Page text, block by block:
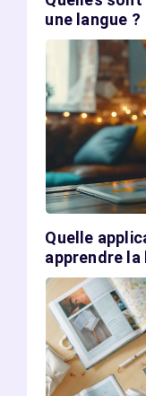
une langue ?
Quelle
apprendre la